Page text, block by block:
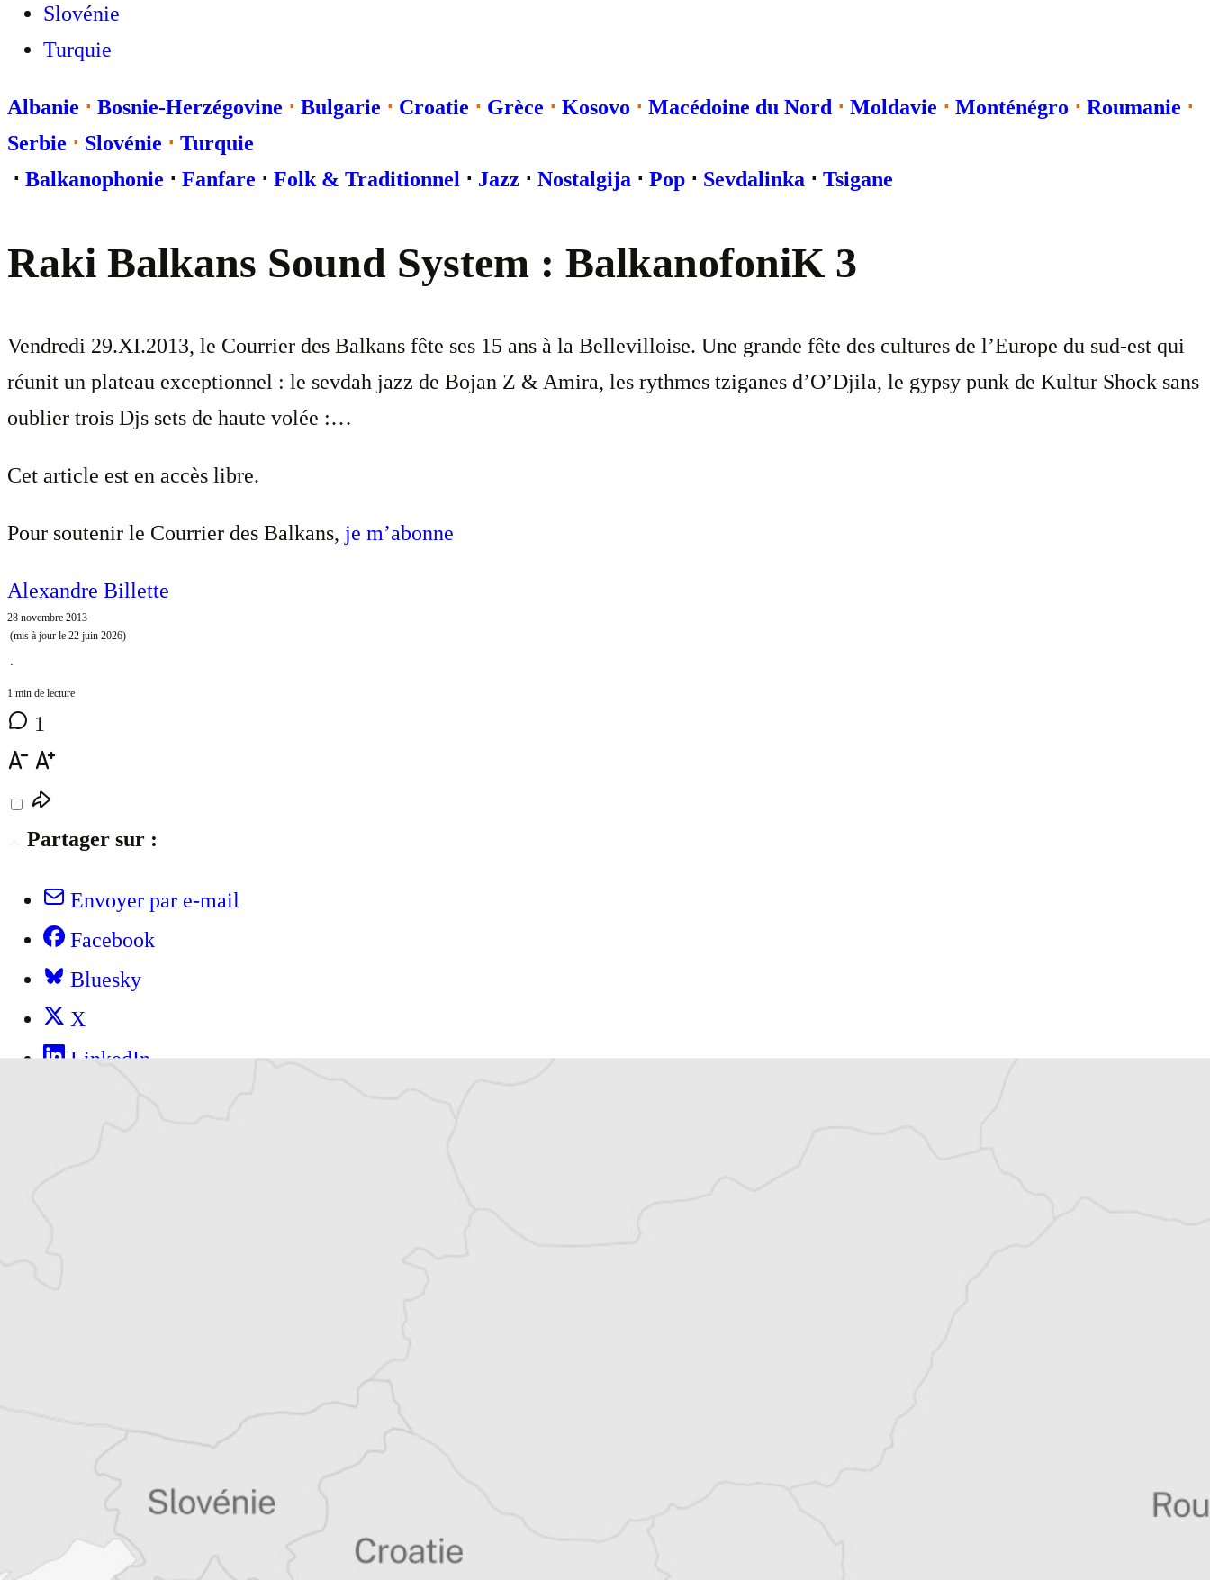
Slovénie
Turquie
Albanie ⋅ Bosnie-Herzégovine ⋅ Bulgarie ⋅ Croatie ⋅ Grèce ⋅ Kosovo ⋅ Macédoine du Nord ⋅ Moldavie ⋅ Monténégro ⋅ Roumanie ⋅
Serbie ⋅ Slovénie ⋅ Turquie
⋅ Balkanophonie ⋅ Fanfare ⋅ Folk & Traditionnel ⋅ Jazz ⋅ Nostalgija ⋅ Pop ⋅ Sevdalinka ⋅ Tsigane
Raki Balkans Sound System : BalkanofoniK 3
Vendredi 29.XI.2013, le Courrier des Balkans fête ses 15 ans à la Bellevilloise. Une grande fête des cultures de l’Europe du sud-est qui
réunit un plateau exceptionnel : le sevdah jazz de Bojan Z & Amira, les rythmes tziganes d’O’Djila, le gypsy punk de Kultur Shock sans
oublier trois Djs sets de haute volée :…
Cet article est en accès libre.
Pour soutenir le Courrier des Balkans, je m’abonne
Alexandre Billette
28 novembre 2013
(mis à jour le 22 juin 2026)
⋅
1 min de lecture
1
Partager sur :
Envoyer par e-mail
Facebook
Bluesky
X
LinkedIn
Bluesky
LinkedIn
WhatsApp